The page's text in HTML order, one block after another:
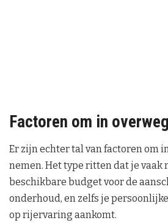
Factoren om in
Er zijn echter tal van factoren om
nemen. Het type ritten dat je vaak
beschikbare budget voor de
onderhoud, en zelfs je
op rijervaring aankomt.